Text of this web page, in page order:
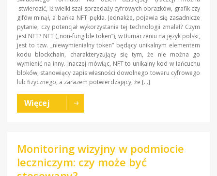
stwierdzić, iż wielki szał sprzedaży cyfrowych obrazków, grafik czy
gifów minął, a bańka NFT pękła. Jednakże, pojawia się zasadnicze
pytanie, czy potencjał wykorzystania tej technologii zmalał? Czym
jest NFT? NFT („non-fungible token”), w tłumaczeniu na język polski,
jest to tzw. „niewymienialny token” będący unikalnym elementem
kodu blockchain, charakteryzujący się tym, że nie można go
wymienić na inny. Inaczej mówiąc, NFT to unikalny kod w łańcuchu
bloków, stanowiący zapis własności dowolnego towaru cyfrowego
lub fizycznego, a zarazem potwierdzający, że […]
Więcej
Monitoring wizyjny w podmiocie
leczniczym: czy może być